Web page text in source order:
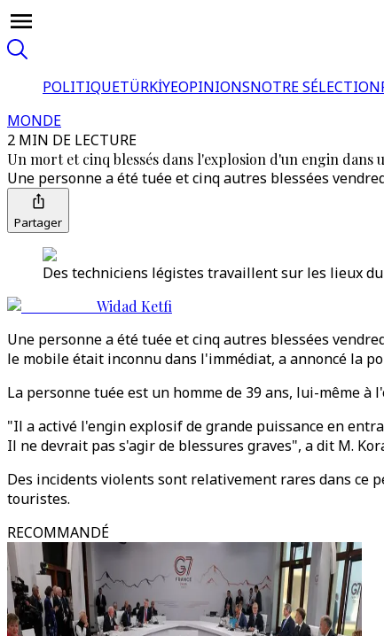
POLITIQUETÜRKİYEOPINIONSNOTRE SÉLECTION
MONDE
2 MIN DE LECTURE
Un mort et cinq blessés dans l'explosion d'un engin dans
Une personne a été tuée et cinq autres blessées
Partager
Des techniciens légistes travaillent sur les lieux
Widad Ketfi
Une personne a été tuée et cinq autres blessées
le mobile était inconnu dans l'immédiat, a annoncé la
La personne tuée est un homme de 39 ans, lui-même
"Il a activé l'engin explosif de grande puissance en
Il ne devrait pas s'agir de blessures graves", a dit M.
Des incidents violents sont relativement rares dans ce
touristes.
RECOMMANDÉ